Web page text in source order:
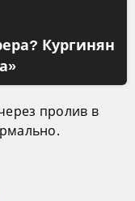
Кургинян
пролив в